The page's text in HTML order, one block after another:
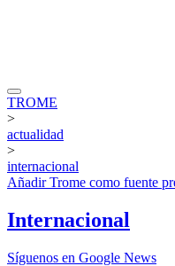
TROME
>
actualidad
>
internacional
AñadirTrome como fuente
Internacional
Síguenos en Google News